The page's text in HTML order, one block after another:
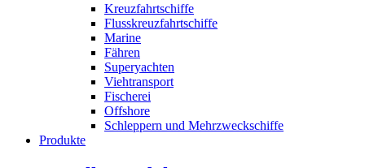
Kreuzfahrtschiffe
Flusskreuzfahrtschiffe
Marine
Fähren
Superyachten
Viehtransport
Fischerei
Offshore
Schleppern und Mehrzweckschiffe
Produkte